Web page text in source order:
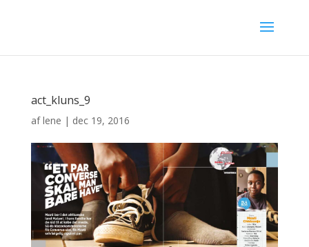
act_kluns_9
aflene | dec 19, 2016